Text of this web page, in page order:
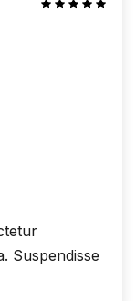
Suspendisse